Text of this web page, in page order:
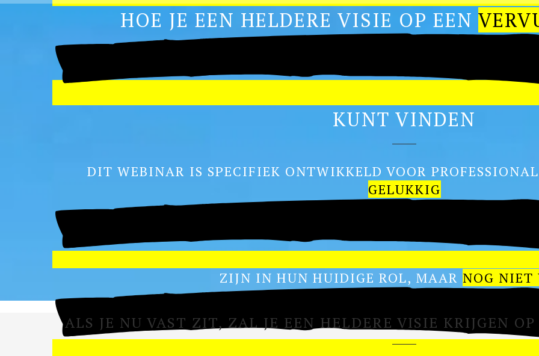
HOE JE EEN HELDERE VISIE OP EEN
KUNT VINDEN
DIT WEBINAR IS SPECIFIEK ONTWIKKELD VOOR
GELUKKIG
ZIJN IN HUN HUIDIGE ROL, MAAR NOG NIET
ALS JE NU VAST ZIT, ZAL JE EEN HELDERE VISIE KRIJGEN